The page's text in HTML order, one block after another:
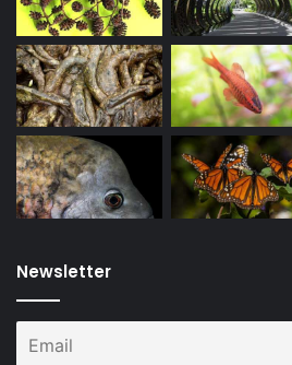
Newsletter